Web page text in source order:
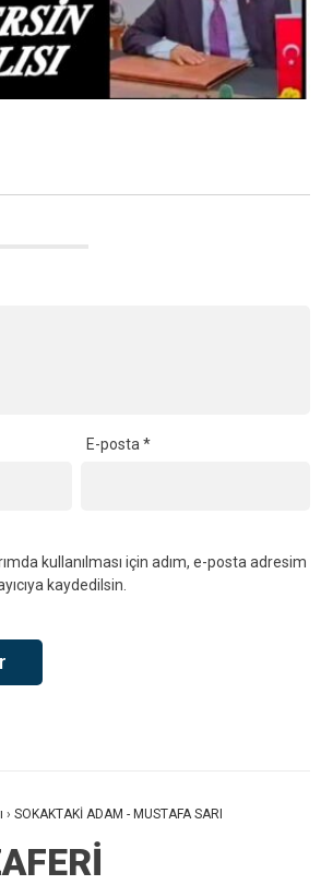
E-posta*
kullanılması için adım, e-posta adresim
kaydedilsin.
› SOKAKTAKİ ADAM - MUSTAFA SARI